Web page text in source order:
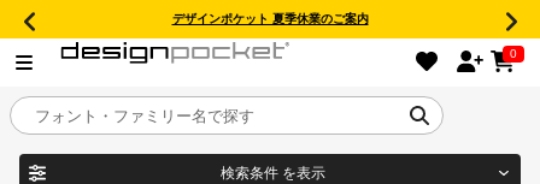
デザインポケット 夏季休業のご案内
0
検索条件 を表示